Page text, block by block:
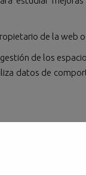
de la web
de los
datos de
obtenga a través
y para cuestiones